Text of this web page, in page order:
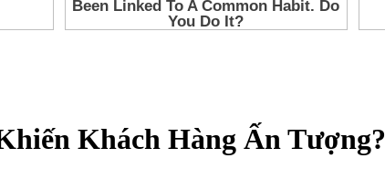
Khách Hàng Ấn Tượng?